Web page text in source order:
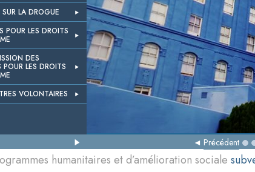
LA DROGUE
POUR LES DROITS
DES
POUR LES DROITS
VOLONTAIRES
Précédent
humanitaires et d’amélioration sociale